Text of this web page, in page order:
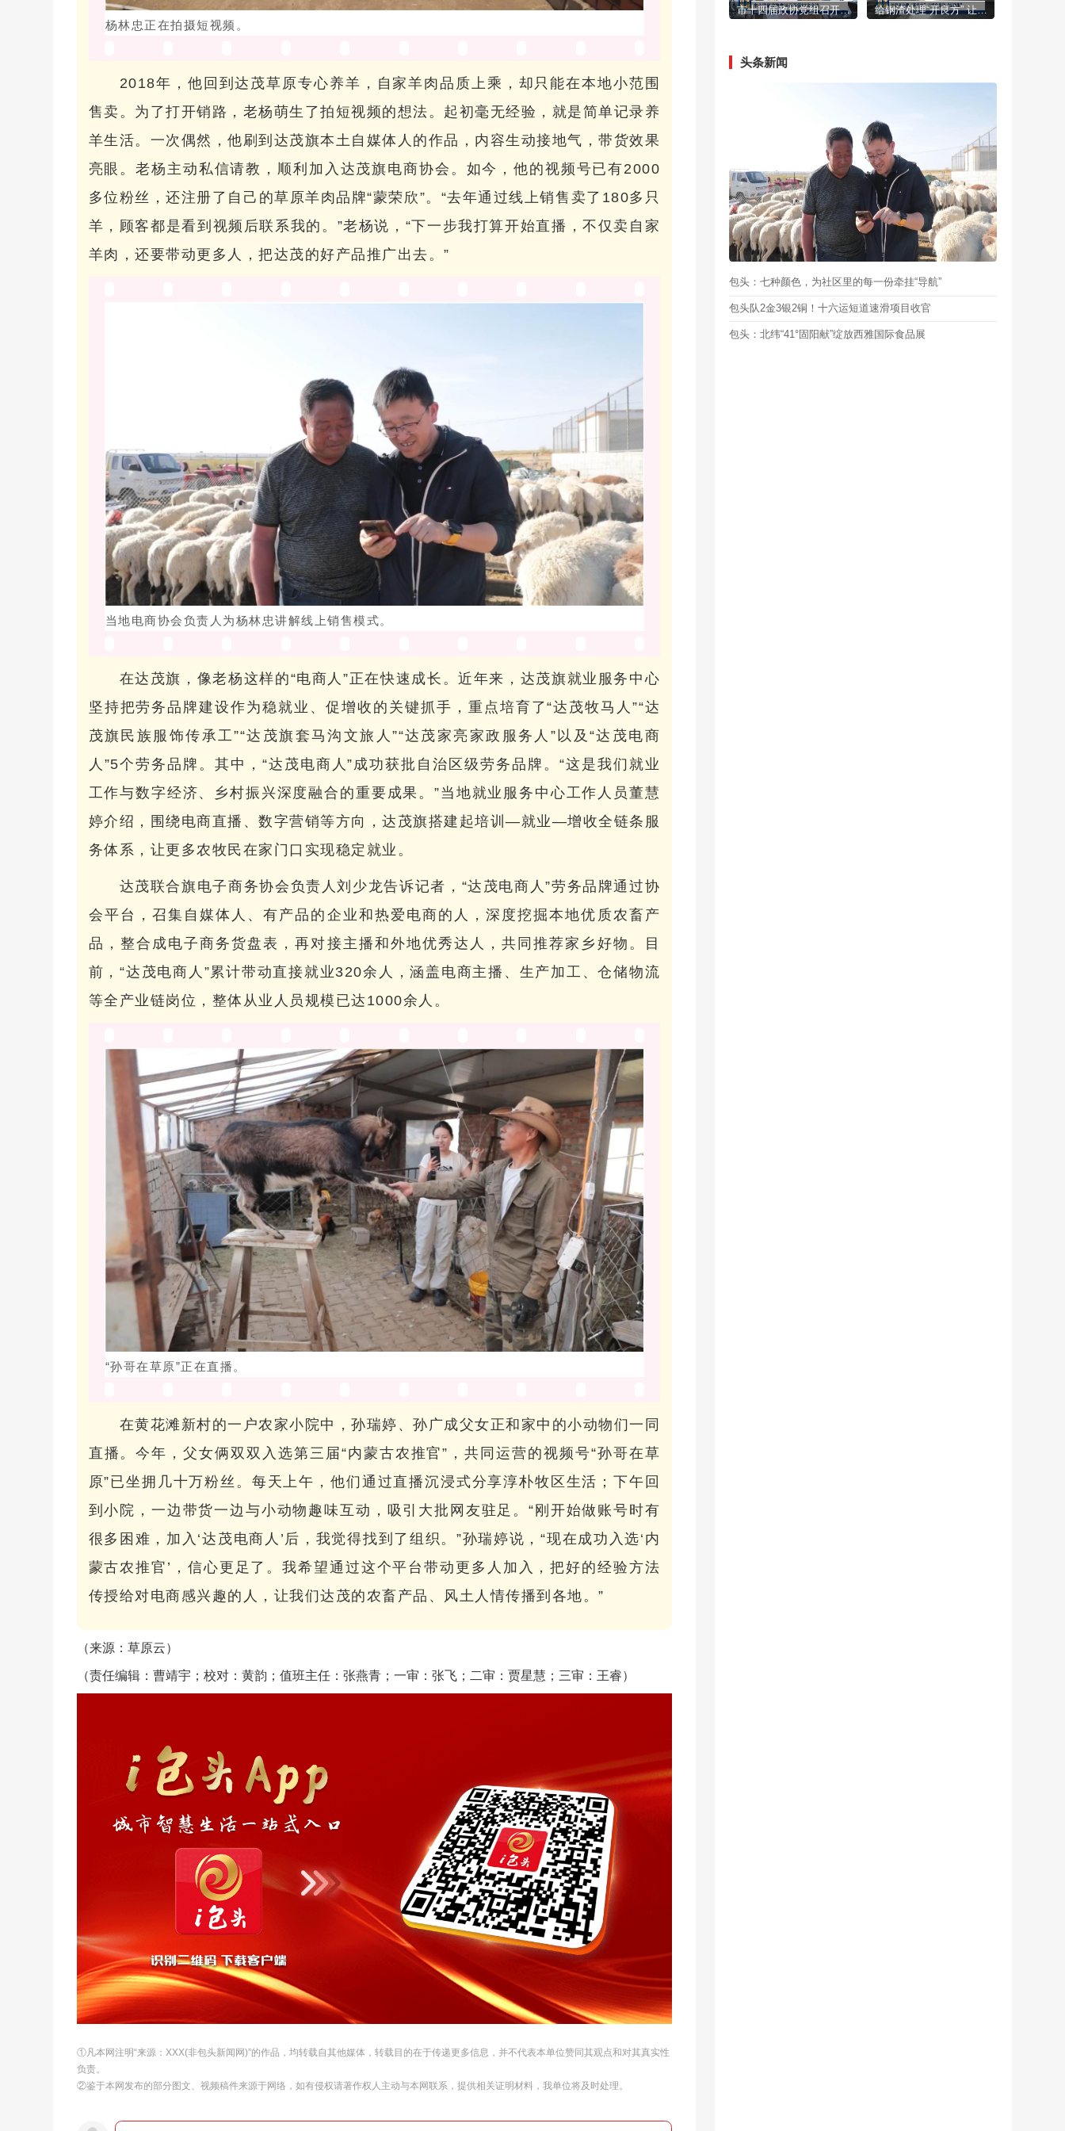
杨林忠正在拍摄短视频。
2018年，他回到达茂草原专心养羊，自家羊肉品质上乘，却只能在本地小范围
售卖。为了打开销路，老杨萌生了拍短视频的想法。起初毫无经验，就是简单记录养
羊生活。一次偶然，他刷到达茂旗本土自媒体人的作品，内容生动接地气，带货效果
亮眼。老杨主动私信请教，顺利加入达茂旗电商协会。如今，他的视频号已有2000
多位粉丝，还注册了自己的草原羊肉品牌“蒙荣欣”。“去年通过线上销售卖了180多只
羊，顾客都是看到视频后联系我的。”老杨说，“下一步我打算开始直播，不仅卖自家
羊肉，还要带动更多人，把达茂的好产品推广出去。”
当地电商协会负责人为杨林忠讲解线上销售模式。
在达茂旗，像老杨这样的“电商人”正在快速成长。近年来，达茂旗就业服务中心
坚持把劳务品牌建设作为稳就业、促增收的关键抓手，重点培育了“达茂牧马人”“达
茂旗民族服饰传承工”“达茂旗套马沟文旅人”“达茂家亮家政服务人”以及“达茂电商
人”5个劳务品牌。其中，“达茂电商人”成功获批自治区级劳务品牌。“这是我们就业
工作与数字经济、乡村振兴深度融合的重要成果。”当地就业服务中心工作人员董慧
婷介绍，围绕电商直播、数字营销等方向，达茂旗搭建起培训—就业—增收全链条服
务体系，让更多农牧民在家门口实现稳定就业。
达茂联合旗电子商务协会负责人刘少龙告诉记者，“达茂电商人”劳务品牌通过协
会平台，召集自媒体人、有产品的企业和热爱电商的人，深度挖掘本地优质农畜产
品，整合成电子商务货盘表，再对接主播和外地优秀达人，共同推荐家乡好物。目
前，“达茂电商人”累计带动直接就业320余人，涵盖电商主播、生产加工、仓储物流
等全产业链岗位，整体从业人员规模已达1000余人。
“孙哥在草原”正在直播。
在黄花滩新村的一户农家小院中，孙瑞婷、孙广成父女正和家中的小动物们一同
直播。今年，父女俩双双入选第三届“内蒙古农推官”，共同运营的视频号“孙哥在草
原”已坐拥几十万粉丝。每天上午，他们通过直播沉浸式分享淳朴牧区生活；下午回
到小院，一边带货一边与小动物趣味互动，吸引大批网友驻足。“刚开始做账号时有
很多困难，加入‘达茂电商人’后，我觉得找到了组织。”孙瑞婷说，“现在成功入选‘内
蒙古农推官’，信心更足了。我希望通过这个平台带动更多人加入，把好的经验方法
传授给对电商感兴趣的人，让我们达茂的农畜产品、风土人情传播到各地。”
（来源：草原云）
（责任编辑：曹靖宇；校对：黄韵；值班主任：张燕青；一审：张飞；二审：贾星慧；三审：王睿）
①凡本网注明“来源：XXX(非包头新闻网)”的作品，均转载自其他媒体，转载目的在于传递更多信息，并不代表本单位赞同其观点和对其真实性
负责。
②鉴于本网发布的部分图文、视频稿件来源于网络，如有侵权请著作权人主动与本网联系，提供相关证明材料，我单位将及时处理。
市十四届政协党组召开第92次会议 给钢渣处理“开良方” 让绿色高效“结硕果”
头条新闻
包头：七种颜色，为社区里的每一份牵挂“导航”
包头队2金3银2铜！十六运短道速滑项目收官
包头：北纬“41°固阳献”绽放西雅国际食品展